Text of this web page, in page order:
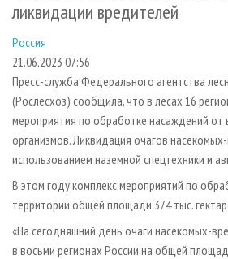
СУШКА ДРЕВЕСИНЫ
ПРОИЗВОДСТВО ДРЕВЕСНЫХ ПЛИТ
ДЕРЕВЯННОЕ ДОМОСТРОЕНИЕ
ПРОИЗВОДСТВО МЕБЕЛИ
БИОЭНЕРГЕТИКА
ЦБП
НОВОСТИ ЖУРНАЛА
ПРЕДПРИЯТИЯ ЛПК
ПЕРСОНЫ
МОБИЛЬНЫЕ ВЫСТАВКИ
ОФИЦИАЛЬНЫЕ ДЕЛЕГАЦИИ
ПРИОРИТЕТНЫЕ ИНВЕСТПРОЕКТЫ
RUSSIAN FORESTRY REVIEW
ГАЗЕТА ЛЕСПРОМФОРУМ
БИБЛИОТЕКА СПЕЦИАЛИСТА
АРХИВ ЖУРНАЛОВ
О ЖУРНАЛЕ
КОНТАКТЫ
РЕКЛАМОДАТЕЛЯМ
РЕКЛАМА
РЕКЛАМА НА САЙТЕ
ликвидации вредителей
Россия
21.06.2023 07:56
Пресс-служба Федерального агентства
(Рослесхоз) сообщила, что в лесах 16
мероприятия по обработке насаждений
организмов. Ликвидация очагов
использованием наземной спецтехники и
В этом году комплекс мероприятий по
территории общей площади 374 тыс.
«На сегодняшний день очаги насекомых-
в восьми регионах России на общей